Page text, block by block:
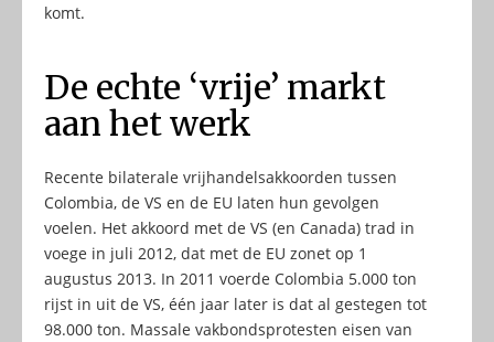
komt.
De echte ‘vrije’ markt
aan het werk
Recente bilaterale vrijhandelsakkoorden tussen
Colombia, de VS en de EU laten hun gevolgen
voelen. Het akkoord met de VS (en Canada) trad in
voege in juli 2012, dat met de EU zonet op 1
augustus 2013. In 2011 voerde Colombia 5.000 ton
rijst in uit de VS, één jaar later is dat al gestegen tot
98.000 ton. Massale vakbondsprotesten eisen van